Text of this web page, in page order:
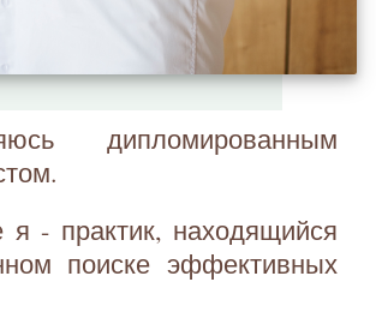
дипломированным
я - практик, находящийся
поиске эффективных